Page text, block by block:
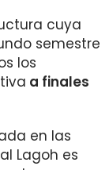
cuya
semestre
los
a finales
en las
Lagoh es